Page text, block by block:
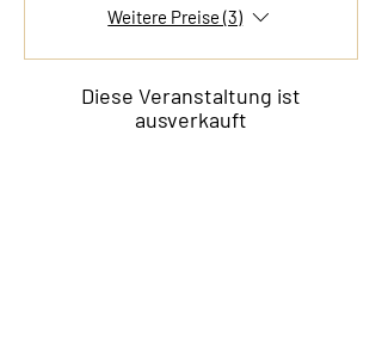
Weitere Preise (3)
Diese Veranstaltung ist
ausverkauft